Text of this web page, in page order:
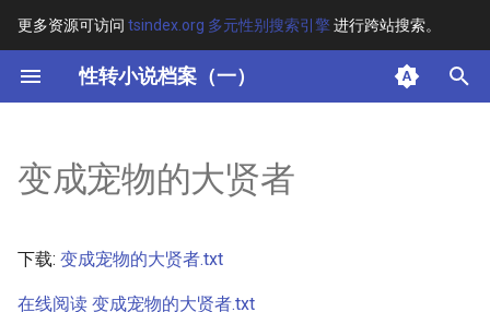
更多资源可访问 tsindex.org 多元性别搜索引擎进行跨站搜索。
性转小说档案（一）
键
开
搜
索
其他信息 [Processed Page
变成宠物的大贤者
下载: 变成宠物的大贤者.txt
在线阅读 变成宠物的大贤者.txt